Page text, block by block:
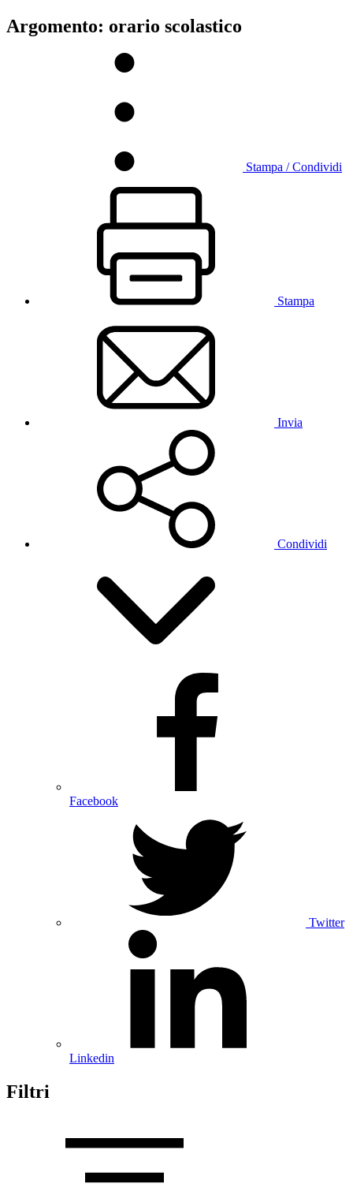
Argomento: orario scolastico
Stampa / Condividi
Stampa
Invia
Condividi
Facebook
Twitter
Linkedin
Filtri